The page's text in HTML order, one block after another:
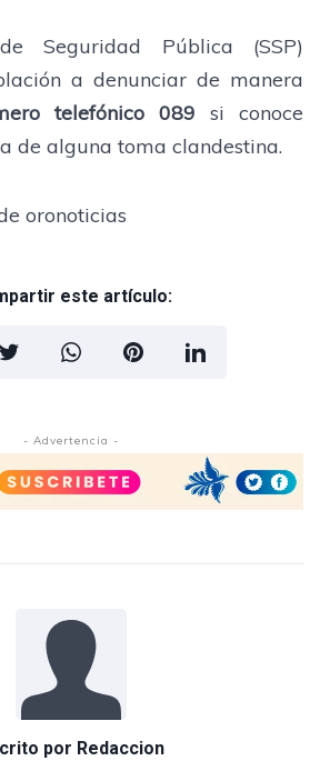
Seguridad Pública (SSP)
a denunciar de manera
telefónico 089 si conoce
de alguna toma clandestina.
oronoticias
este artículo:
- Advertencia -
por Redaccion